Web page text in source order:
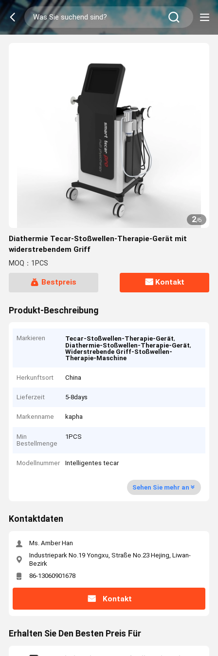
2/6
Diathermie Tecar-Stoßwellen-Therapie-Gerät mit
widerstrebendem Griff
MOQ：1PCS
Bestpreis Kontakt
Produkt-Beschreibung
Markieren Tecar-Stoßwellen-Therapie-Gerät,
Diathermie-Stoßwellen-Therapie-Gerät,
Widerstrebende Griff-Stoßwellen-
Therapie-Maschine
Herkunftsort China
Lieferzeit 5-8days
Markenname kapha
Min
Bestellmenge
1PCS
Modellnummer Intelligentes tecar
Sehen Sie mehr an
Kontaktdaten
Ms. Amber Han
Industriepark No.19 Yongxu, Straße No.23 Hejing, Liwan-
Bezirk
86-13060901678
Kontakt
Erhalten Sie Den Besten Preis Für